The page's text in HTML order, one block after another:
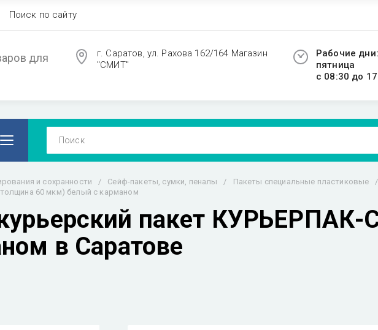
Поиск по сайту
для
г. Саратов, ул. Рахова 162/164 Магазин
"СМИТ"
Рабочие
пятница
с 08:30 до
и сохранности / Сейф-пакеты, сумки, пеналы / Пакеты специальные пластиковые
/
60 мкм) белый с карманом
пакет КУРЬЕРПАК-
в Саратове